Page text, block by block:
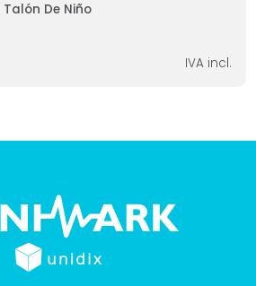
De Niño
IVA incl.